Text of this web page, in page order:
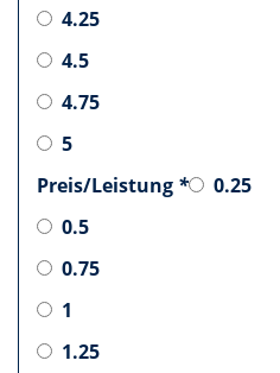
4.25
4.5
4.75
5
Preis/Leistung *
0.25
0.5
0.75
1
1.25